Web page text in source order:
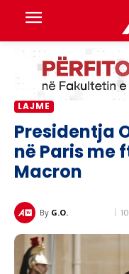
LAJME
Presidentja
në Paris me
Macron
By G.O.